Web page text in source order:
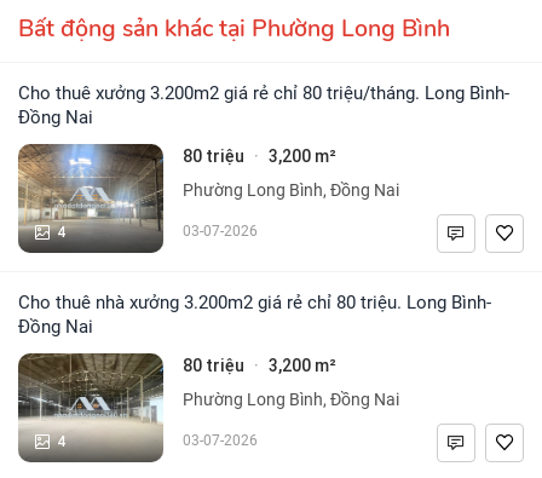
Bất động sản khác tại Phường Long Bình
Cho thuê xưởng 3.200m2 giá rẻ chỉ 80 triệu/tháng. Long Bình-
Đồng Nai
4
80 triệu · 3,200 m²
Phường Long Bình, Đồng Nai
03-07-2026
Cho thuê nhà xưởng 3.200m2 giá rẻ chỉ 80 triệu. Long Bình-
Đồng Nai
4
80 triệu · 3,200 m²
Phường Long Bình, Đồng Nai
03-07-2026